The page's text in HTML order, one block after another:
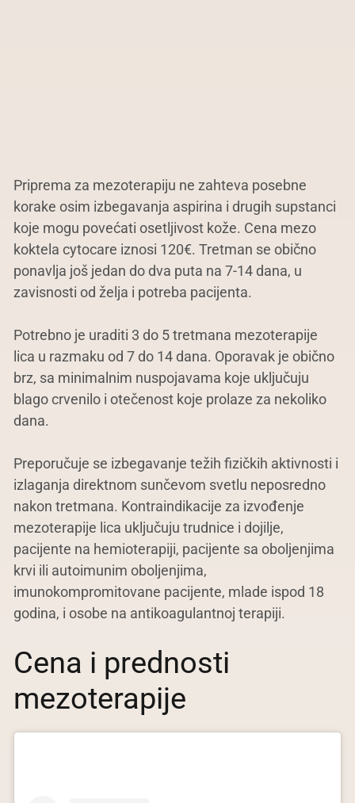
Priprema za mezoterapiju ne zahteva posebne
korake osim izbegavanja aspirina i drugih supstanci
koje mogu povećati osetljivost kože. Cena mezo
koktela cytocare iznosi 120€. Tretman se obično
ponavlja još jedan do dva puta na 7-14 dana, u
zavisnosti od želja i potreba pacijenta.
Potrebno je uraditi 3 do 5 tretmana mezoterapije
lica u razmaku od 7 do 14 dana. Oporavak je obično
brz, sa minimalnim nuspojavama koje uključuju
blago crvenilo i otečenost koje prolaze za nekoliko
dana.
Preporučuje se izbegavanje težih fizičkih aktivnosti i
izlaganja direktnom sunčevom svetlu neposredno
nakon tretmana. Kontraindikacije za izvođenje
mezoterapije lica uključuju trudnice i dojilje,
pacijente na hemioterapiji, pacijente sa oboljenjima
krvi ili autoimunim oboljenjima,
imunokompromitovane pacijente, mlade ispod 18
godina, i osobe na antikoagulantnoj terapiji.
Cena i prednosti
mezoterapije